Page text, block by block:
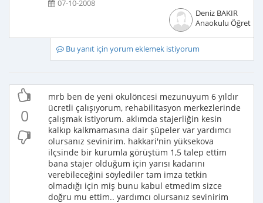
07-10-2008
Deniz BAKIR
Anaokulu
Bu yanıt için yorum eklemek istiyorum
0
mrb ben de yeni okulöncesi mezunuyum 6 yıldır
ücretli çalışıyorum, rehabilitasyon merkezlerinde
çalışmak istiyorum. aklımda stajerliğin kesin
kalkıp kalkmamasına dair şüpeler var yardımcı
olursanız sevinirim. hakkari'nin yüksekova
ilçsinde bir kurumla görüştüm 1,5 talep ettim
bana stajer olduğum için yarısı kadarını
verebileceğini söylediler tam imza tetkin
olmadığı için miş bunu kabul etmedim sizce
doğru mu ettim.. yardımcı olursanız sevinirim